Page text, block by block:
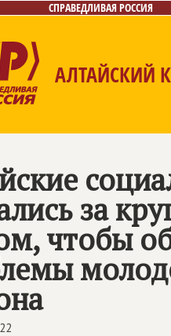
СПРАВЕДЛИВАЯ РОССИЯ
АЛТАЙСКИЙ
за
чтобы